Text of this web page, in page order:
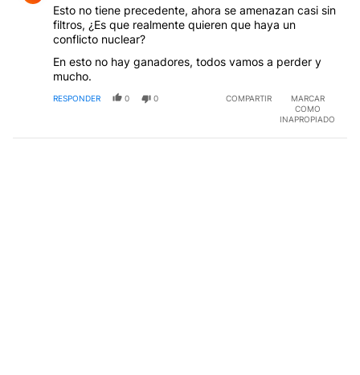
Esto no tiene precedente, ahora se amenazan casi sin
filtros, ¿Es que realmente quieren que haya un
conflicto nuclear?
En esto no hay ganadores, todos vamos a perder y
mucho.
RESPONDER 0 0 COMPARTIR
MARCAR
COMO
INAPROPIADO